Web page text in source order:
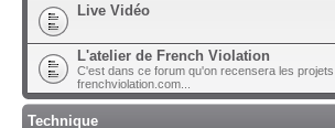
Live Vidéo
L'atelier de French Violation
C'est dans ce forum qu'on recensera les
frenchviolation.com...
Technique